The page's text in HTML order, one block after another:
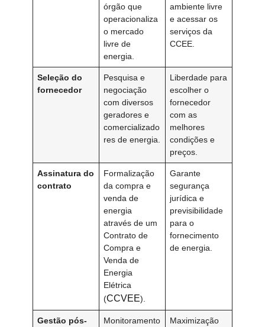
órgão que
operacionaliza
o mercado
livre de
energia.
ambiente livre
e acessar os
serviços da
CCEE.
Seleção do
fornecedor
Pesquisa e
negociação
com diversos
geradores e
comercializado
res de energia.
Liberdade para
escolher o
fornecedor
com as
melhores
condições e
preços.
Assinatura do
contrato
Formalização
da compra e
venda de
energia
através de um
Contrato de
Compra e
Venda de
Energia
Elétrica
(CCVEE).
Garante
segurança
jurídica e
previsibilidade
para o
fornecimento
de energia.
Gestão pós-
Monitoramento
Maximização